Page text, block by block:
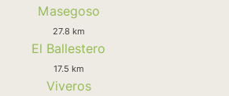
Masegoso
27.8 km
El Ballestero
17.5 km
Viveros